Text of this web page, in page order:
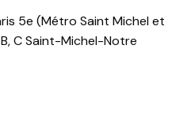
5e (Métro Saint Michel et
C Saint-Michel-Notre